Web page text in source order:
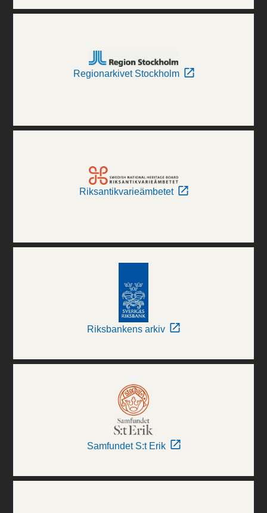
Regionarkivet Stockholm
Riksantikvarieämbetet
Riksbankens arkiv
Samfundet S:t Erik